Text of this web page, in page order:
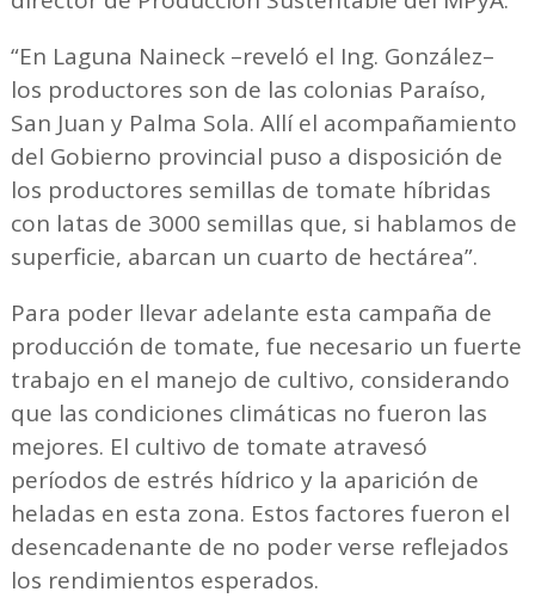
“En Laguna Naineck –reveló el Ing. González–
los productores son de las colonias Paraíso,
San Juan y Palma Sola. Allí el acompañamiento
del Gobierno provincial puso a disposición de
los productores semillas de tomate híbridas
con latas de 3000 semillas que, si hablamos de
superficie, abarcan un cuarto de hectárea”.
Para poder llevar adelante esta campaña de
producción de tomate, fue necesario un fuerte
trabajo en el manejo de cultivo, considerando
que las condiciones climáticas no fueron las
mejores. El cultivo de tomate atravesó
períodos de estrés hídrico y la aparición de
heladas en esta zona. Estos factores fueron el
desencadenante de no poder verse reflejados
los rendimientos esperados.